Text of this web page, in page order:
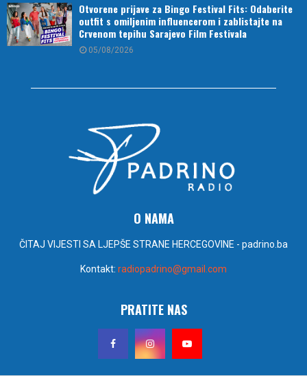
Otvorene prijave za Bingo Festival Fits: Odaberite
outfit s omiljenim influencerom i zablistajte na
Crvenom tepihu Sarajevo Film Festivala
05/08/2026
O NAMA
ČITAJ VIJESTI SA LJEPŠE STRANE HERCEGOVINE - padrino.ba
Kontakt: radiopadrino@gmail.com
PRATITE NAS